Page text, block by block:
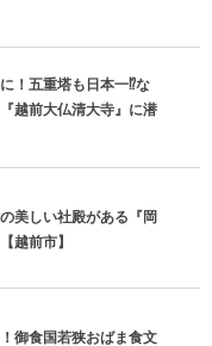
！五重塔も日本一⁉な
越前大仏清大寺』に潜
美しい社殿がある『岡
越前市】
御食国若狭おばま食文